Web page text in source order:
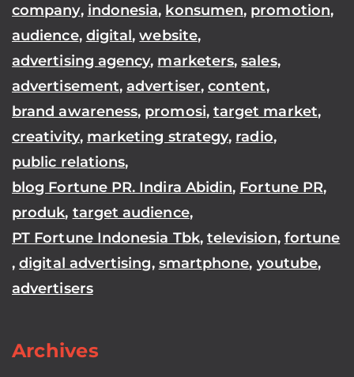
company, indonesia, konsumen, promotion,
audience, digital,website,
advertising agency, marketers,sales,
advertisement,advertiser, content,
brand awareness, promosi, target market,
creativity, marketing strategy, radio,
public relations,
blog Fortune PR. Indira Abidin, Fortune PR,
produk, target audience,
PT Fortune Indonesia Tbk, television, fortune
,digital advertising, smartphone, youtube,
advertisers
Archives